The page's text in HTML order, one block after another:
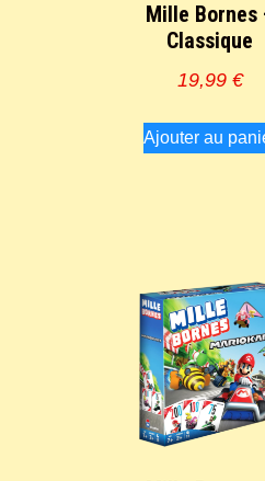
Mille Bornes
Classique
19,99 €
Ajouter au